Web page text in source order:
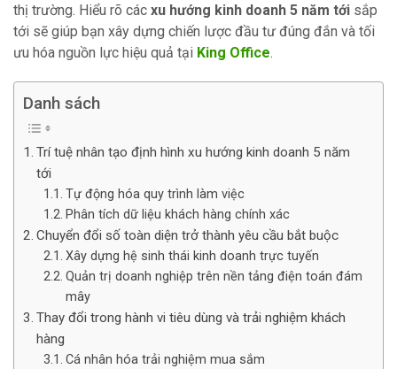
thị trường. Hiểu rõ các xu hướng kinh doanh 5 năm tới sắp
tới sẽ giúp bạn xây dựng chiến lược đầu tư đúng đắn và tối
ưu hóa nguồn lực hiệu quả tại King Office.
Danh sách
Trí tuệ nhân tạo định hình xu hướng kinh doanh 5 năm
tới
Tự động hóa quy trình làm việc
Phân tích dữ liệu khách hàng chính xác
Chuyển đổi số toàn diện trở thành yêu cầu bắt buộc
Xây dựng hệ sinh thái kinh doanh trực tuyến
Quản trị doanh nghiệp trên nền tảng điện toán đám
mây
Thay đổi trong hành vi tiêu dùng và trải nghiệm khách
hàng
Cá nhân hóa trải nghiệm mua sắm